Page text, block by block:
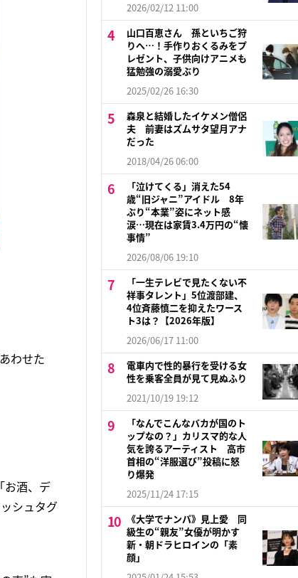
わせた
お酒、デ
シュタグ
2026/02/12 11:00
山口百恵さん 孫といちご狩
りへ…！手作りおくるみをプ
レゼント、子供向けアニメも
猛勉強の溺愛ぶり
2025/02/26 16:30
森泉と結婚したイケメン僧侶
夫 前妻はズムサタ望月アナ
だった
2018/04/26 06:00
「泣けてくる」消えた54
歳“旧ジャニ”アイドル 8年
ぶり“本業”姿にネット感
涙…現在は家賃3.4万円の“懐
事情”
2026/08/06 19:10
「一生テレビで見たくない不
祥事タレント」5位渡部建、
4位斉藤慎二を抑えたワース
ト3は？【2026年版】
2026/06/17 11:00
電車内で性的暴行を受ける女
性を乗客全員が見て見ぬふり
2021/10/19 19:12
「なんでこんなバカが国のト
ップなの？」カリスマ的な人
気を誇るアーティスト 高市
首相の“洋服選び”投稿に怒
り爆発
2025/11/24 17:15
《大学でナンパ》見上愛 同
級生の“親友”女優が明かす
新・朝ドラヒロインの「素
顔」